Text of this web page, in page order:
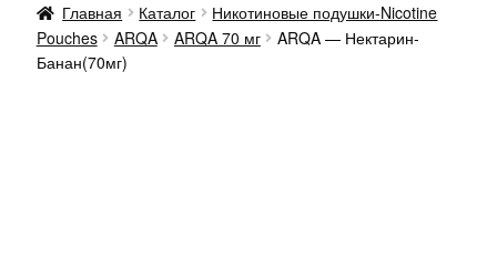
Главная Каталог
Никотиновые подушки-Nicotine
Pouches
ARQA ARQA 70 мг
ARQA — Нектарин-
Банан(70мг)